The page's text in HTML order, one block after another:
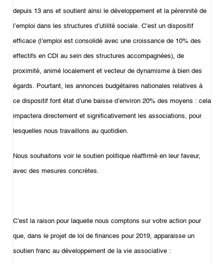
depuis 13 ans et soutient ainsi le développement et la pérennité de
l’emploi dans les structures d’utilité sociale. C’est un dispositif
efficace (l’emploi est consolidé avec une croissance de 10% des
effectifs en CDI au sein des structures accompagnées), de
proximité, animé localement et vecteur de dynamisme à bien des
égards. Pourtant, les annonces budgétaires nationales relatives à
ce dispositif font état d’une baisse d’environ 20% des moyens : cela
impactera directement et significativement les associations, pour
lesquelles nous travaillons au quotidien.
Nous souhaitons voir le soutien politique réaffirmé en leur faveur,
avec des mesures concrètes.
C’est la raison pour laquelle nous comptons sur votre action pour
que, dans le projet de loi de finances pour 2019, apparaisse un
soutien franc au développement de la vie associative :